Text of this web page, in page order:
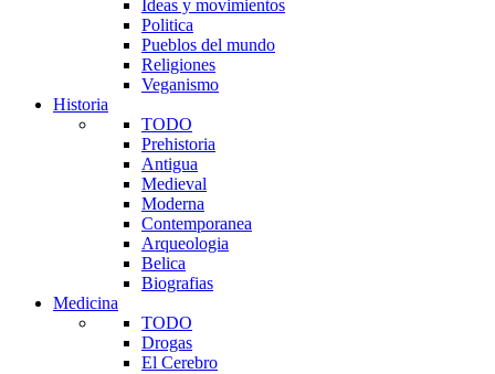
Ideas y movimientos
Politica
Pueblos del mundo
Religiones
Veganismo
Historia
TODO
Prehistoria
Antigua
Medieval
Moderna
Contemporanea
Arqueologia
Belica
Biografias
Medicina
TODO
Drogas
El Cerebro